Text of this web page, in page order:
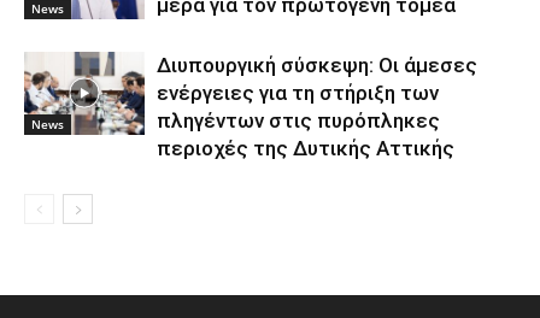
News
μέρα για τον πρωτογενή τομέα
News
Διυπουργική σύσκεψη: Οι άμεσες
ενέργειες για τη στήριξη των
πληγέντων στις πυρόπληκες
περιοχές της Δυτικής Αττικής